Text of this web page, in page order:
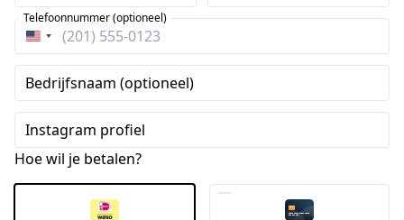
Verenigde
Staten
+1
Telefoonnummer (optioneel)
Bedrijfsnaam (optioneel)
Instagram profiel
Hoe wil je betalen?